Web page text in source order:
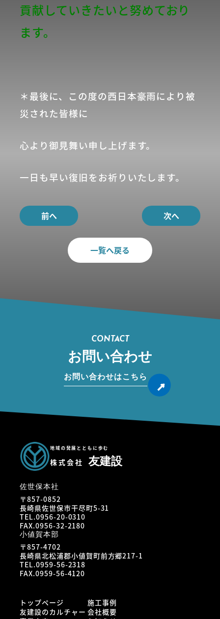
貢献していきたいと努めており
ます。
＊最後に、この度の西日本豪雨により被
災された皆様に
心より御見舞い申し上げます。
一日も早い復旧をお祈りいたします。
前へ 次へ
一覧へ戻る
CONTACT
お問い合わせ
お問い合わせはこちら
地域の発展とともに歩む
株式会社 友建設
佐世保本社
〒857-0852
長崎県佐世保市干尽町5-31
TEL.0956-20-0310
FAX.0956-32-2180
小値賀本部
〒857-4702
長崎県北松浦郡小値賀町前方郷217-1
TEL.0959-56-2318
FAX.0959-56-4120
トップページ
友建設のカルチャー
施工事例
会社概要